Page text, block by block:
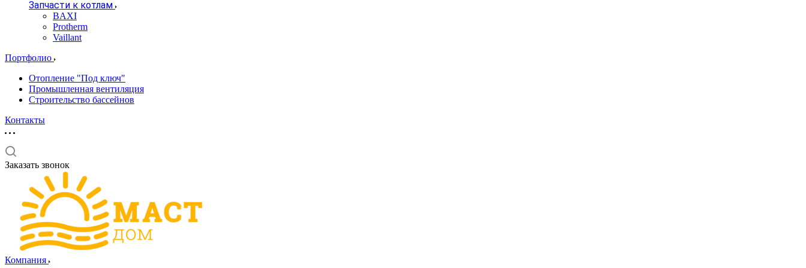
Запчасти к котлам
BAXI
Protherm
Vaillant
Портфолио
Отопление "Под ключ"
Промышленная вентиляция
Строительство бассейнов
Контакты
Заказать звонок
Компания